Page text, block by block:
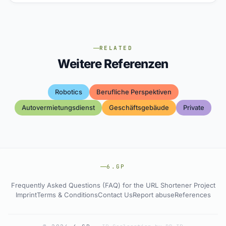
RELATED
Weitere Referenzen
Robotics
Berufliche Perspektiven
Autovermietungsdienst
Geschäftsgebäude Private
6.GP
Frequently Asked Questions (FAQ) for the URL Shortener Project
ImprintTerms & ConditionsContact UsReport abuseReferences